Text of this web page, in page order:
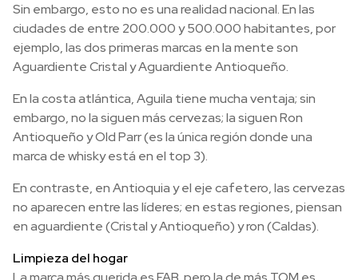
Sin embargo, esto no es una realidad nacional. En las
ciudades de entre 200.000 y 500.000 habitantes, por
ejemplo, las dos primeras marcas en la mente son
Aguardiente Cristal y Aguardiente Antioqueño.
En la costa atlántica, Aguila tiene mucha ventaja; sin
embargo, no la siguen más cervezas; la siguen Ron
Antioqueño y Old Parr (es la única región donde una
marca de whisky está en el top 3).
En contraste, en Antioquia y el eje cafetero, las cervezas
no aparecen entre las líderes; en estas regiones, piensan
en aguardiente (Cristal y Antioqueño) y ron (Caldas).
Limpieza del hogar